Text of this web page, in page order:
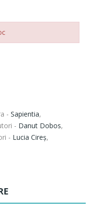
- Sapientia,
- Danut Dobos,
- Lucia Cireș,